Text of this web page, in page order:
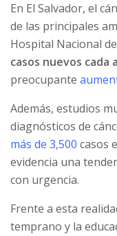
En El Salvador, el
de las principales
Hospital Nacional
casos nuevos cada
preocupante
Además, estudios
diagnósticos de
más de 3,500 casos
evidencia una
con urgencia.
Frente a esta
temprano y la